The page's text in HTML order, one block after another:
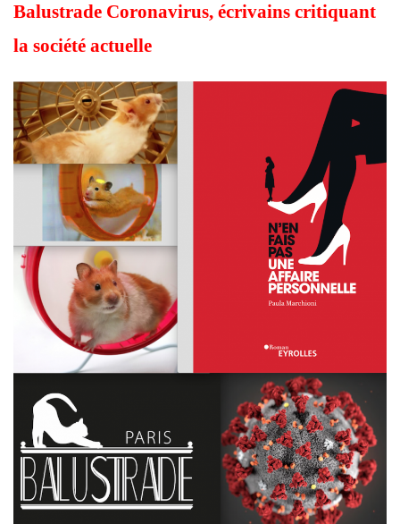
Balustrade Coronavirus, écrivains critiquant
la société actuelle